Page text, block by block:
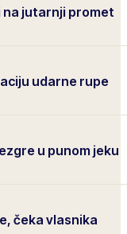
na jutarnji promet
udarne rupe
u punom jeku
čeka vlasnika